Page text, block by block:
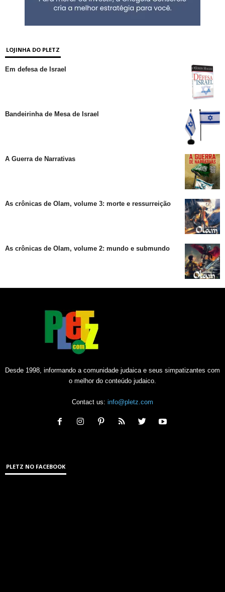
LOJINHA DO PLETZ
Em defesa de Israel
Bandeirinha de Mesa de Israel
A Guerra de Narrativas
As crônicas de Olam, volume 3: morte e ressurreição
As crônicas de Olam, volume 2: mundo e submundo
Desde 1998, informando a comunidade judaica e seus simpatizantes com
o melhor do conteúdo judaico.
Contact us: info@pletz.com
PLETZ NO FACEBOOK